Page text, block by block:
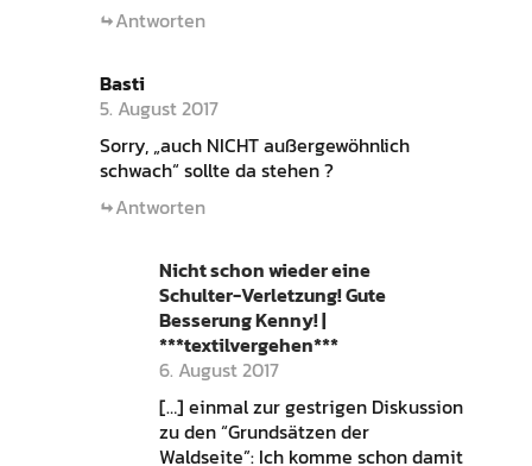
Antworten
Basti
5. August 2017
Sorry, „auch NICHT außergewöhnlich
schwach“ sollte da stehen ?
Antworten
Nicht schon wieder eine
Schulter-Verletzung! Gute
Besserung Kenny! |
***textilvergehen***
6. August 2017
[…] einmal zur gestrigen Diskussion
zu den “Grundsätzen der
Waldseite”: Ich komme schon damit